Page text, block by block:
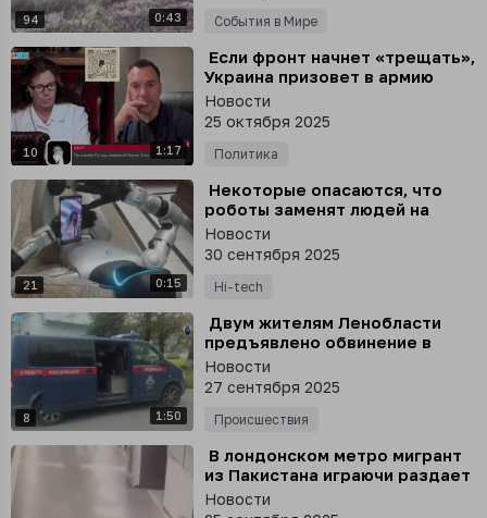
94 0:43 События в Мире
10 1:17
⁣ Если фронт начнет «трещать»,
Украина призовет в армию
женщин, а ТЦК начнут
вламываться в квартиры -
Арестович
Новости
25 октября 2025
Политика
21 0:15
⁣ Некоторые опасаются, что
роботы заменят людей на
работе
Новости
30 сентября 2025
Hi-tech
8 1:50
⁣ Двум жителям Ленобласти
предъявлено обвинение в
производстве и сбыте
спиртосодержащей
продукции, повлекшей смерть
Новости
27 сентября 2025
Происшествия
⁣ В лондонском метро мигрант
из Пакистана играючи раздает
«лещей» местным жителям
Новости